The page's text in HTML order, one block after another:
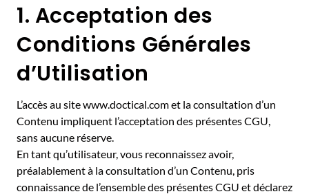
1. Acceptation des
Conditions Générales
d’Utilisation
L’accès au site www.doctical.com et la consultation d’un
Contenu impliquent l’acceptation des présentes CGU,
sans aucune réserve.
En tant qu’utilisateur, vous reconnaissez avoir,
préalablement à la consultation d’un Contenu, pris
connaissance de l’ensemble des présentes CGU et déclarez